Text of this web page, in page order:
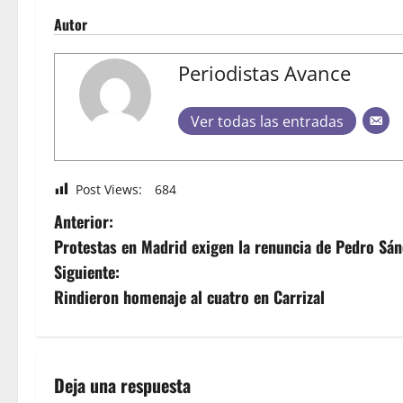
Autor
Periodistas Avance
Ver todas las entradas
Post Views: 684
Anterior:
Protestas en Madrid exigen la renuncia de Pedro
Siguiente:
Rindieron homenaje al cuatro en Carrizal
Deja una respuesta